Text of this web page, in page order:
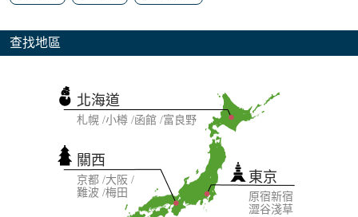
查找地區
東京
原宿新宿
澀谷淺草
關西
京都 大阪
難波 梅田
北海道
札幌 小樽 函館 富良野